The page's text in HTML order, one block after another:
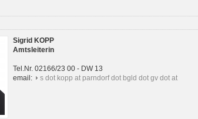
Sigrid KOPP
Amtsleiterin
Tel.Nr. 02166/23 00 - DW 13
email:
s dot kopp at parndorf dot bgld dot gv dot at